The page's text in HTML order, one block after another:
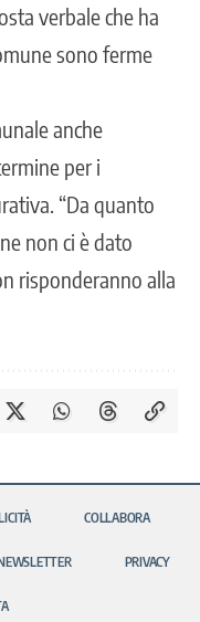
verbale che ha
sono ferme
anche
per i
“Da quanto
non ci è dato
risponderanno alla
COLLABORA
PRIVACY